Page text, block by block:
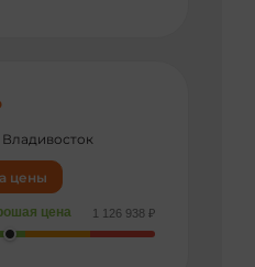
цены
цена 1 126 938 ₽